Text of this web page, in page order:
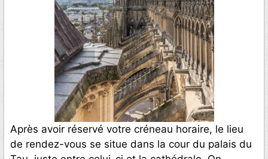
Après avoir réservé votre créneau horaire, le lieu
de rendez-vous se situe dans la cour du palais du